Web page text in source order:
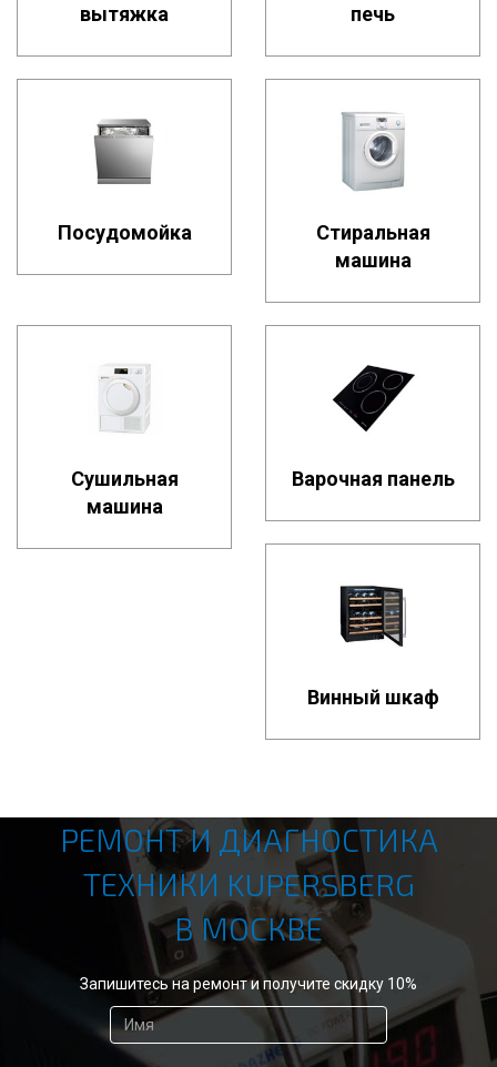
вытяжка
печь
Посудомойка
Стиральная
машина
Сушильная
машина
Варочная панель
Винный шкаф
РЕМОНТ И ДИАГНОСТИКА
ТЕХНИКИ KUPERSBERG
В МОСКВЕ
Запишитесь на ремонт и получите скидку 10%